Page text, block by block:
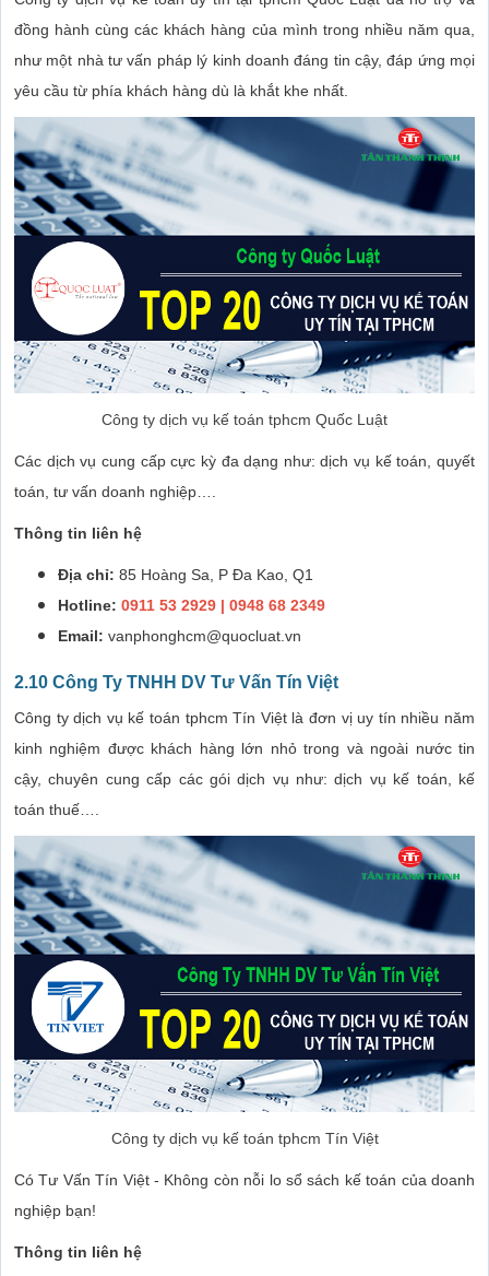
đồng hành cùng các khách hàng của mình trong nhiều năm qua,
như một nhà tư vấn pháp lý kinh doanh đáng tin cậy, đáp ứng mọi
yêu cầu từ phía khách hàng dù là khắt khe nhất.
Công ty dịch vụ kế toán tphcm Quốc Luật
Các dịch vụ cung cấp cực kỳ đa dạng như: dịch vụ kế toán, quyết
toán, tư vấn doanh nghiệp….
Thông tin liên hệ
Địa chỉ: 85 Hoàng Sa, P Đa Kao, Q1
Hotline: 0911 53 2929 | 0948 68 2349
Email: vanphonghcm@quocluat.vn
2.10 Công Ty TNHH DV Tư Vấn Tín Việt
Công ty dịch vụ kế toán tphcm Tín Việt là đơn vị uy tín nhiều năm
kinh nghiệm được khách hàng lớn nhỏ trong và ngoài nước tin
cậy, chuyên cung cấp các gói dịch vụ như: dịch vụ kế toán, kế
toán thuế….
Công ty dịch vụ kế toán tphcm Tín Việt
Có Tư Vấn Tín Việt - Không còn nỗi lo sổ sách kế toán của doanh
nghiệp bạn!
Thông tin liên hệ